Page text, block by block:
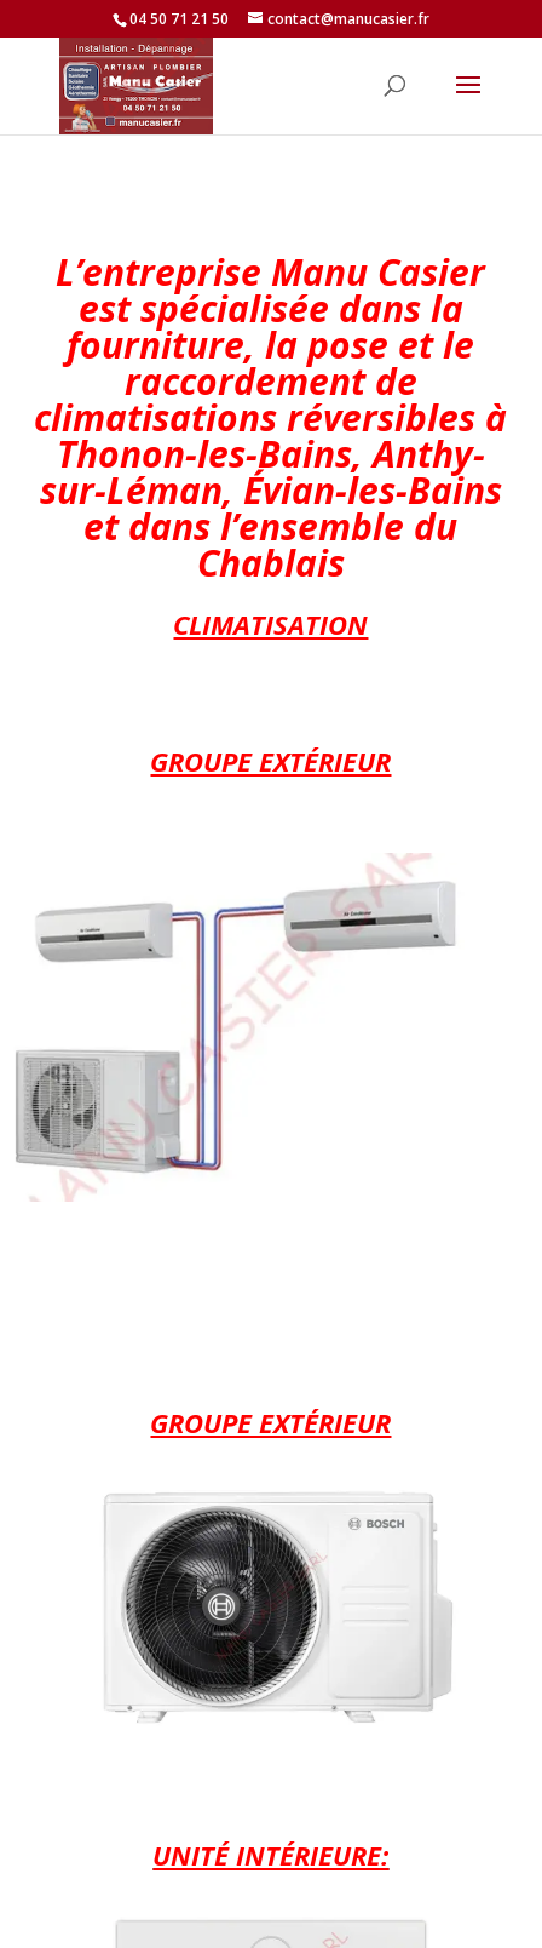
04 50 71 21 50 contact@manucasier.fr
L’entreprise Manu Casier
est spécialisée dans la
fourniture, la pose et le
raccordement de
climatisations réversibles à
Thonon-les-Bains, Anthy-
sur-Léman, Évian-les-Bains
et dans l’ensemble du
Chablais
CLIMATISATION
GROUPE EXTÉRIEUR
GROUPE EXTÉRIEUR
UNITÉ INTÉRIEURE: